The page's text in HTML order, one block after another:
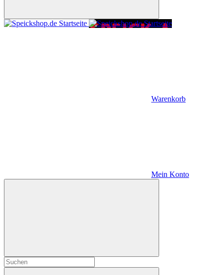
Warenkorb
Mein Konto